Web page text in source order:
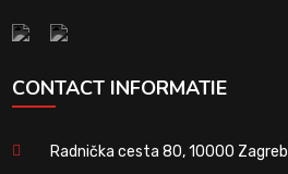
CONTACT INFORMATIE
Radnička cesta 80, 10000 Zagreb